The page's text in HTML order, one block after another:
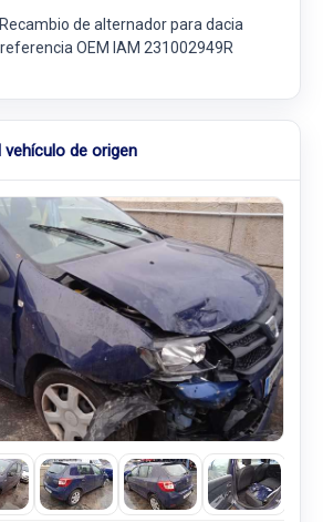
de alternador para dacia
OEM IAM 231002949R
de origen